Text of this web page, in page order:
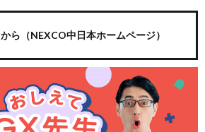
から（NEXCO中日本ホームページ）